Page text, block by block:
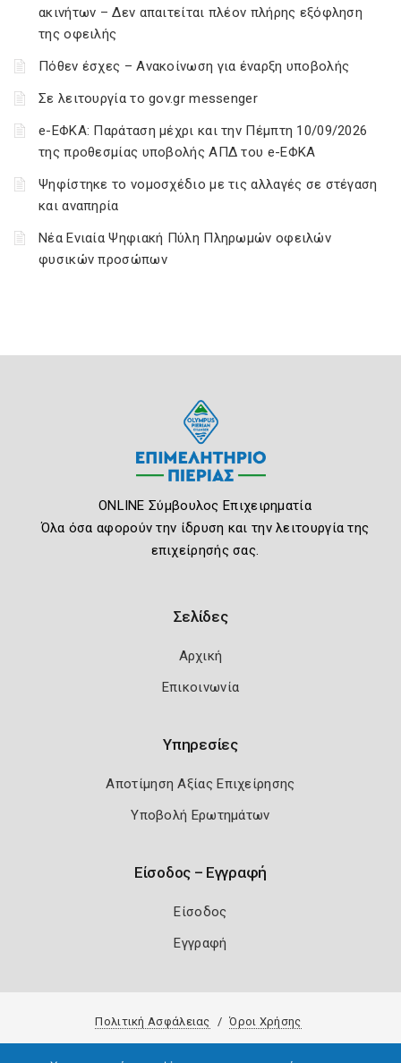
ακινήτων – Δεν απαιτείται πλέον πλήρης εξόφληση
της οφειλής
Πόθεν έσχες – Ανακοίνωση για έναρξη υποβολής
Σε λειτουργία το gov.gr messenger
e-ΕΦΚΑ: Παράταση μέχρι και την Πέμπτη 10/09/2026
της προθεσμίας υποβολής ΑΠΔ του e-ΕΦΚΑ
Ψηφίστηκε το νομοσχέδιο με τις αλλαγές σε στέγαση
και αναπηρία
Νέα Ενιαία Ψηφιακή Πύλη Πληρωμών οφειλών
φυσικών προσώπων
ONLINE Σύμβουλος Επιχειρηματία
Όλα όσα αφορούν την ίδρυση και την λειτουργία της
επιχείρησής σας.
Σελίδες
Αρχική
Επικοινωνία
Υπηρεσίες
Αποτίμηση Αξίας Επιχείρησης
Υποβολή Ερωτημάτων
Είσοδος – Εγγραφή
Είσοδος
Εγγραφή
Πολιτική Ασφάλειας Όροι Χρήσης